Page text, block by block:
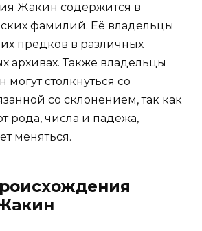
Жакин содержится в
фамилий. Её владельцы
предков в различных
архивах. Также владельцы
столкнуться со
со склонением, так как
рода, числа и падежа,
меняться.